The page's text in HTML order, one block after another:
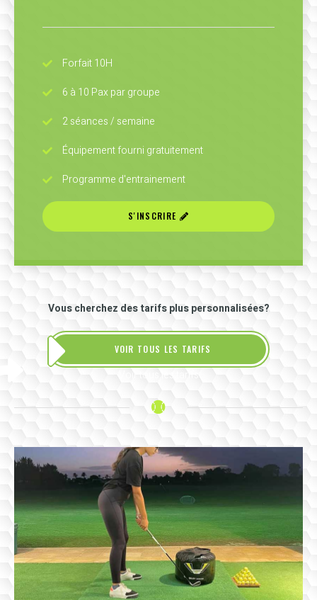
Forfait 10H
6 à 10 Pax par groupe
2 séances / semaine
Équipement fourni gratuitement
Programme d'entrainement
S'INSCRIRE
Vous cherchez des tarifs plus personnalisées?
VOIR TOUS LES TARIFS